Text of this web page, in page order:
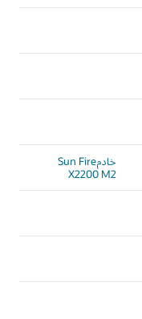
خادمSun Fire
X2200 M2